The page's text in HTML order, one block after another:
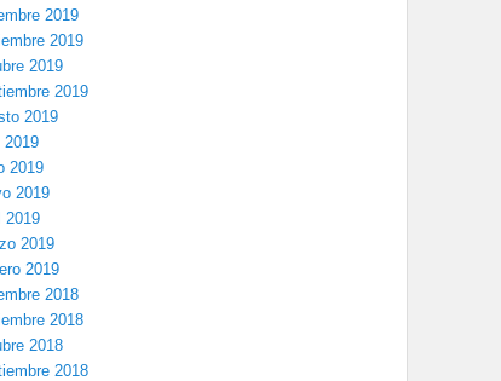
2019
2019
2019
2019
2019
2019
2019
2019
2019
2019
2019
2018
2018
2018
2018